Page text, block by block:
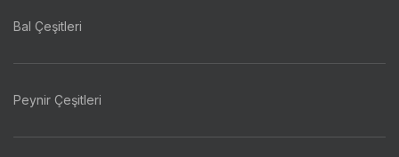
Bal Çeşitleri
Peynir Çeşitleri